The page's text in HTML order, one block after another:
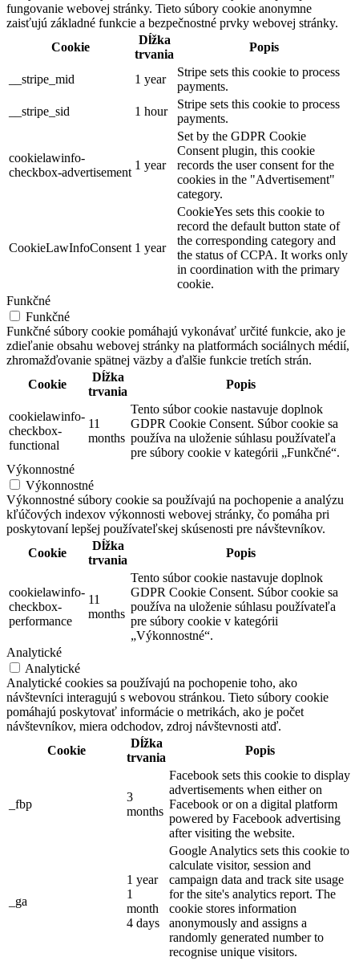
fungovanie webovej stránky. Tieto súbory cookie anonymne
zaisťujú základné funkcie a bezpečnostné prvky webovej stránky.
Cookie
Dĺžka
trvania
Popis
__stripe_mid 1 year
Stripe sets this cookie to process
payments.
__stripe_sid
1 hour
Stripe sets this cookie to process
payments.
cookielawinfo-
checkbox-advertisement
1 year
Set by the GDPR Cookie
Consent plugin, this cookie
records the user consent for the
cookies in the "Advertisement"
category.
CookieLawInfoConsent 1 year
CookieYes sets this cookie to
record the default button state of
the corresponding category and
the status of CCPA. It works only
in coordination with the primary
cookie.
Funkčné
Funkčné
Funkčné súbory cookie pomáhajú vykonávať určité funkcie, ako je
zdieľanie obsahu webovej stránky na platformách sociálnych médií,
zhromažďovanie spätnej väzby a ďalšie funkcie tretích strán.
Cookie
Dĺžka
trvania
Popis
cookielawinfo-
checkbox-
functional
11
months
Tento súbor cookie nastavuje doplnok
GDPR Cookie Consent. Súbor cookie sa
používa na uloženie súhlasu používateľa
pre súbory cookie v kategórii „Funkčné“.
Výkonnostné
Výkonnostné
Výkonnostné súbory cookie sa používajú na pochopenie a analýzu
kľúčových indexov výkonnosti webovej stránky, čo pomáha pri
poskytovaní lepšej používateľskej skúsenosti pre návštevníkov.
Cookie
Dĺžka
trvania
Popis
cookielawinfo-
checkbox-
performance
11
months
Tento súbor cookie nastavuje doplnok
GDPR Cookie Consent. Súbor cookie sa
používa na uloženie súhlasu používateľa
pre súbory cookie v kategórii
„Výkonnostné“.
Analytické
Analytické
Analytické cookies sa používajú na pochopenie toho, ako
návštevníci interagujú s webovou stránkou. Tieto súbory cookie
pomáhajú poskytovať informácie o metrikách, ako je počet
návštevníkov, miera odchodov, zdroj návštevnosti atď.
Cookie
Dĺžka
trvania
Popis
_fbp
3
months
Facebook sets this cookie to display
advertisements when either on
Facebook or on a digital platform
powered by Facebook advertising
after visiting the website.
_ga
1 year
1
month
4 days
Google Analytics sets this cookie to
calculate visitor, session and
campaign data and track site usage
for the site's analytics report. The
cookie stores information
anonymously and assigns a
randomly generated number to
recognise unique visitors.